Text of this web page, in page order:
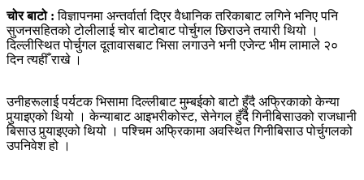
चोर बाटो : विज्ञापनमा अन्तर्वार्ता दिएर वैधानिक तरिकाबाट लगिने भनिए पनि
सुजनसहितको टोलीलाई चोर बाटोबाट पोर्चुगल छिराउने तयारी थियो ।
दिल्लीस्थित पोर्चुगल दूतावासबाट भिसा लगाउने भनी एजेन्ट भीम लामाले २०
दिन त्यहीँ राखे ।
उनीहरूलाई पर्यटक भिसामा दिल्लीबाट मुम्बईको बाटो हुँदै अफ्रिकाको केन्या
पुर्‍याइएको थियो । केन्याबाट आइभरीकोस्ट, सेनेगल हुँदै गिनीबिसाउको राजधानी
बिसाउ पुर्‍याइएको थियो । पश्चिम अफ्रिकामा अवस्थित गिनीबिसाउ पोर्चुगलको
उपनिवेश हो ।